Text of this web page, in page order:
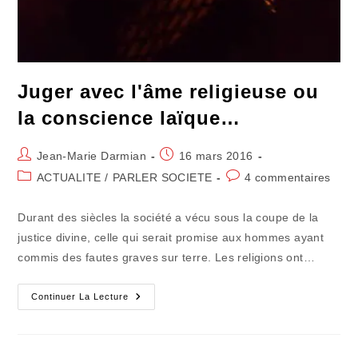
Juger avec l'âme religieuse ou
la conscience laïque…
Auteur/autrice
de
Jean-Marie Darmian
Publication
publiée :
16 mars 2016
PostACTUALITE / PARLER SOCIETE
Commentaires
publication :
4 commentaires
Durant des siècles la société a vécu sous la coupe de la
justice divine, celle qui serait promise aux hommes ayant
commis des fautes graves sur terre. Les religions ont…
Continuer La Lecture
Juger
Avec